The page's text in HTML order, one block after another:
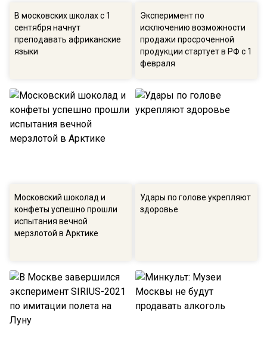
В московских школах с 1
сентября начнут
преподавать африканские
языки
Эксперимент по
исключению возможности
продажи просроченной
продукции стартует в РФ с 1
февраля
Московский шоколад и
конфеты успешно прошли
испытания вечной
мерзлотой в Арктике
Удары по голове укрепляют
здоровье